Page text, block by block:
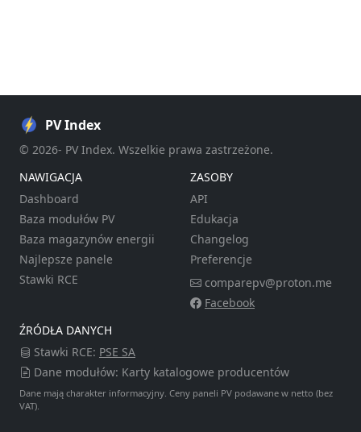
PV Index
© 2026- PV Index. Wszelkie prawa zastrzeżone.
NAWIGACJA
Dashboard
Baza modułów PV
Baza magazynów energii
Najlepsze panele
Stawki RCE
ZASOBY
API
Edukacja
Changelog
Preferencje
comparepv@proton.me
Facebook
ŹRÓDŁA DANYCH
Stawki RCE: PSE SA
Dane modułów: Karty katalogowe producentów
Dane mają charakter informacyjny. Ceny paneli PV podawane w netto (bez
VAT).